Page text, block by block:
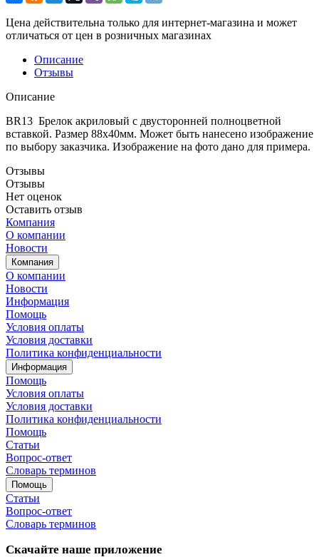
Цена действительна только для интернет-магазина и может
отличаться от цен в розничных магазинах
Описание
Отзывы
Описание
BR13 Брелок акриловый с двусторонней полноцветной
вставкой. Размер 88х40мм. Может быть нанесено изображение
по выбору заказчика. Изображение на фото дано для примера.
Отзывы
Отзывы
Нет оценок
Оставить отзыв
Компания
О компании
Новости
Компания
О компании
Новости
Информация
Помощь
Условия оплаты
Условия доставки
Политика конфиденциальности
Информация
Помощь
Условия оплаты
Условия доставки
Политика конфиденциальности
Помощь
Статьи
Вопрос-ответ
Словарь терминов
Помощь
Статьи
Вопрос-ответ
Словарь терминов
Скачайте наше приложение